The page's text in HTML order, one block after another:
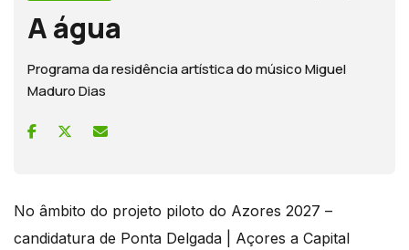
A água
Programa da residência artística do músico Miguel
Maduro Dias
No âmbito do projeto piloto do Azores 2027 –
candidatura de Ponta Delgada | Açores a Capital